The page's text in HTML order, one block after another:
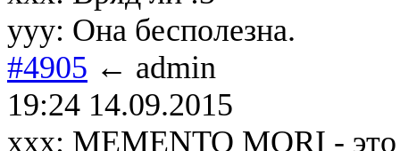
yyy: Она бесполезна.
#4905 ← admin
19:24 14.09.2015
ххх: MEMENTO MORI -